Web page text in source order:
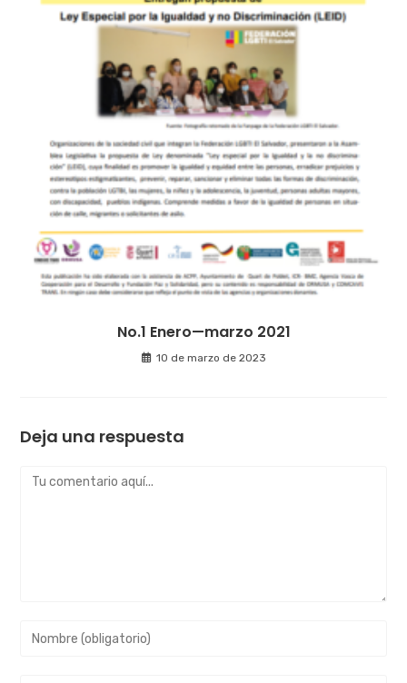
No.1 Enero—marzo 2021
10 de marzo de 2023
Deja una respuesta